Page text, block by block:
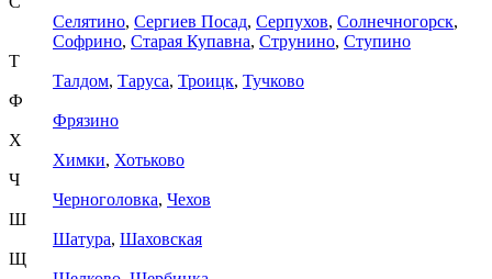
Селятино, Сергиев Посад, Серпухов, Солнечногорск,
Софрино, Старая Купавна, Струнино, Ступино
Т
Талдом, Таруса, Троицк, Тучково
Ф
Фрязино
Х
Химки, Хотьково
Ч
Черноголовка, Чехов
Ш
Шатура, Шаховская
Щ